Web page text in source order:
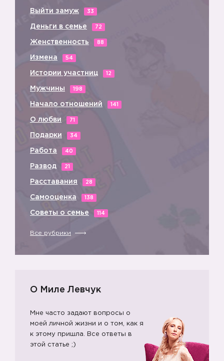
Выйти замуж 33
Деньги в семье 72
Женственность 88
Измена 54
Истории участниц 12
Мужчины 198
Начало отношений 141
О любви 71
Подарки 34
Работа 40
Развод 21
Расставания 28
Самооценка 138
Советы о семье 114
Все рубрики
О Миле Левчук
Мне часто задают вопросы о
моей личной жизни и о том, как я
к этому пришла. Все ответы в
этой статье ;)